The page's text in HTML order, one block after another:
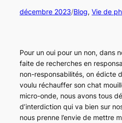
décembre 2023/Blog, Vie de
Pour un oui pour un non, dans
faite de recherches en
non-responsabilités, on édicte
voulu réchauffer son chat
micro-onde, nous avons tous
d’interdiction qui va bien sur
nous prenne l’envie de mettre